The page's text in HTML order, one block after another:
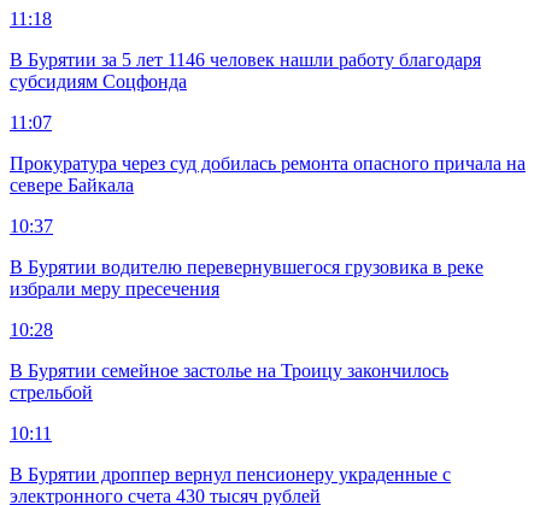
11:18
В Бурятии за 5 лет 1146 человек нашли работу благодаря
субсидиям Соцфонда
11:07
Прокуратура через суд добилась ремонта опасного причала на
севере Байкала
10:37
В Бурятии водителю перевернувшегося грузовика в реке
избрали меру пресечения
10:28
В Бурятии семейное застолье на Троицу закончилось
стрельбой
10:11
В Бурятии дроппер вернул пенсионеру украденные с
электронного счета 430 тысяч рублей